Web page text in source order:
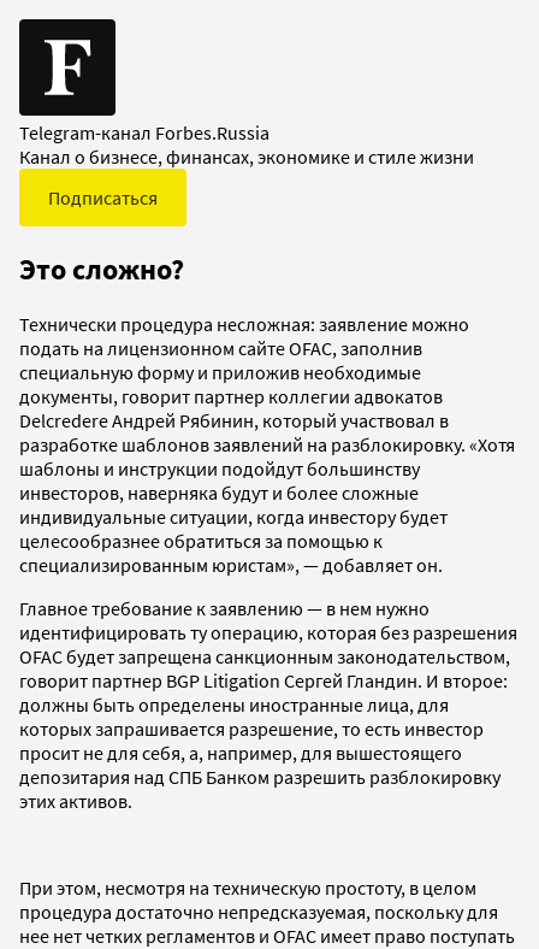
Telegram-канал Forbes.Russia
Канал о бизнесе, финансах, экономике и стиле жизни
Подписаться
Это сложно?
Технически процедура несложная: заявление можно
подать на лицензионном сайте OFAC, заполнив
специальную форму и приложив необходимые
документы, говорит партнер коллегии адвокатов
Delcredere Андрей Рябинин, который участвовал в
разработке шаблонов заявлений на разблокировку. «Хотя
шаблоны и инструкции подойдут большинству
инвесторов, наверняка будут и более сложные
индивидуальные ситуации, когда инвестору будет
целесообразнее обратиться за помощью к
специализированным юристам», — добавляет он.
Главное требование к заявлению — в нем нужно
идентифицировать ту операцию, которая без разрешения
OFAC будет запрещена санкционным законодательством,
говорит партнер BGP Litigation Сергей Гландин. И второе:
должны быть определены иностранные лица, для
которых запрашивается разрешение, то есть инвестор
просит не для себя, а, например, для вышестоящего
депозитария над СПБ Банком разрешить разблокировку
этих активов.
При этом, несмотря на техническую простоту, в целом
процедура достаточно непредсказуемая, поскольку для
нее нет четких регламентов и OFAC имеет право поступать